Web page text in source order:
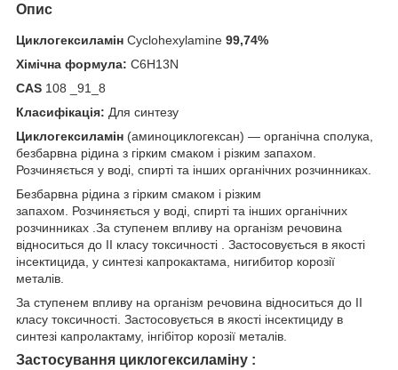
Опис
Циклогексиламiн Cyclohexylamine 99,74%
Хімічна формула: C6H13N
CAS 108 _91_8
Класифікація: Для синтезу
Циклогексиламiн (аминоциклогексан) — органічна сполука,
безбарвна рідина з гірким смаком і різким запахом.
Розчиняється у воді, спирті та інших органічних розчинниках.
Безбарвна рідина з гірким смаком і різким
запахом. Розчиняється у воді, спирті та інших органічних
розчинниках .За ступенем впливу на організм речовина
відноситься до II класу токсичності . Застосовується в якості
інсектицида, у синтезі капрокактама, нигибитор корозії
металів.
За ступенем впливу на організм речовина відноситься до II
класу токсичності. Застосовується в якості інсектициду в
синтезі капролактаму, інгібітор корозії металів.
Застосування циклогексиламіну :